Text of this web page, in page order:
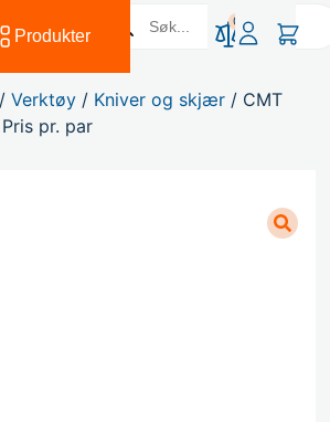
Produkter
0
/Verktøy / Kniver og skjær / CMT
pr. par